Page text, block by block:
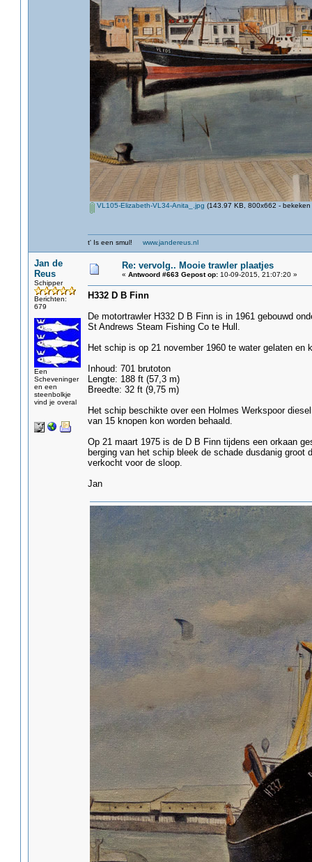
VL105-Elizabeth-VL34-Anita_.jpg (143.97 KB, 800x662 - bekeken
t' Is een smul! www.jandereus.nl
Jan de
Reus
Schipper
Berichten:
679
Een
Scheveninger
en een
steenbolkje
vind je overal
Re: vervolg.. Mooie trawler plaatjes
« Antwoord #663 Gepost op:10-09-2015, 21:07:20 »
H332 D B Finn
De motortrawler H332 D B Finn is in 1961 gebouwd
St Andrews Steam Fishing Co te Hull.
Het schip is op 21 november 1960 te water gelaten en
Inhoud: 701 brutoton
Lengte: 188 ft (57,3 m)
Breedte: 32 ft (9,75 m)
Het schip beschikte over een Holmes Werkspoor
van 15 knopen kon worden behaald.
Op 21 maart 1975 is de D B Finn tijdens een orkaan
berging van het schip bleek de schade dusdanig
verkocht voor de sloop.
Jan